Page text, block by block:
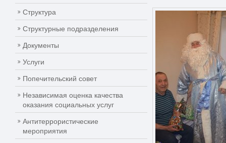
Структура
Структурные подразделения
Документы
Услуги
Попечительский совет
Независимая оценка качества
оказания социальных услуг
Антитеррористические
мероприятия